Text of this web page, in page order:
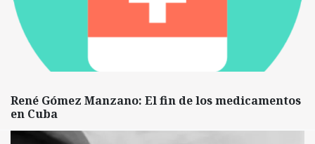
René Gómez Manzano: El fin de los medicamentos
en Cuba